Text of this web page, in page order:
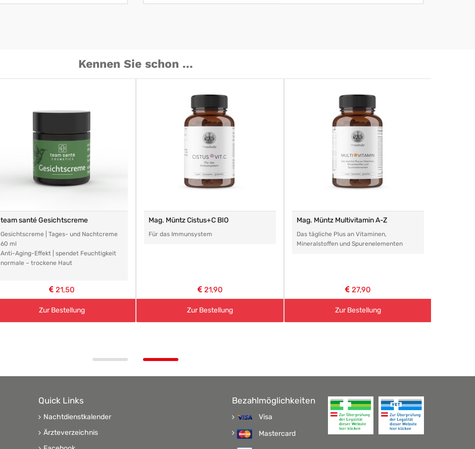
Kennen Sie schon ...
team santé Gesichtscreme
Gesichtscreme | Tages- und Nachtcreme
60 ml
Anti-Aging-Effekt | spendet Feuchtigkeit
normale – trockene Haut
21,50
Zur Bestellung
Mag. Müntz Cistus+C BIO
Für das Immunsystem
21,90
Zur Bestellung
Mag. Müntz Multivitamin A-Z
Das tägliche Plus an Vitaminen,
Mineralstoffen und Spurenelementen
27,90
Zur Bestellung
Quick Links
Nachtdienstkalender
Ärzteverzeichnis
Bezahlmöglichkeiten
Visa
Mastercard